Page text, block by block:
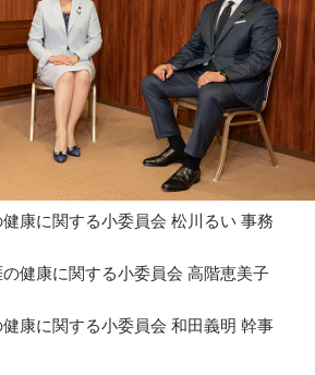
健康に関する小委員会 松川るい 事務
の健康に関する小委員会 高階恵美子
健康に関する小委員会 和田義明 幹事